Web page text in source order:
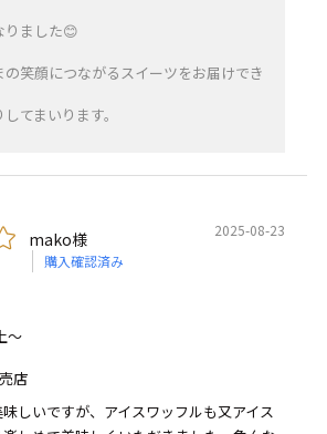
りました😊
の笑顔につながるスイーツをお届けでき
てまいります。
mako様
購入確認済み
2025-08-23
～
店
しいですが、アイスワッフルも又アイス